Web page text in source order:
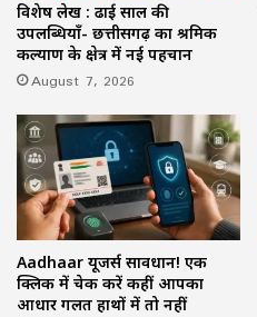
विशेष लेख : ढाई साल की
उपलब्धियाँ- छत्तीसगढ़ का श्रमिक
कल्याण के क्षेत्र में नई पहचान
August 7, 2026
Aadhaar यूजर्स सावधान! एक
क्लिक में चेक करें कहीं आपका
आधार गलत हाथों में तो नहीं